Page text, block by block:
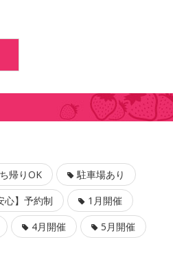
帰りOK
駐車場あり
心】予約制
1月開催
4月開催 5月開催